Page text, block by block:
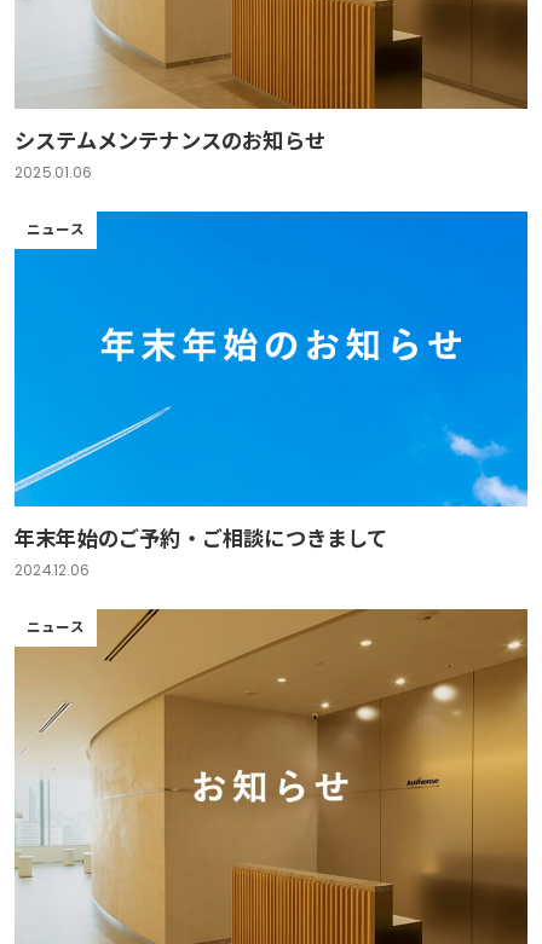
システムメンテナンスのお知らせ
2025.01.06
ニュース
年末年始のご予約・ご相談につきまして
2024.12.06
ニュース